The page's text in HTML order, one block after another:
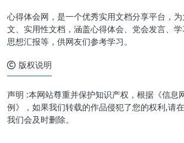
精准服务之三：文
融入
用心用情：老干部
在
心得体会网，是一个优秀实用文档分享平台，
文、实用性文档，涵盖心得体会、党会发言、学
思想汇报等，供网友们参考学习。
版权说明
声明 :本网站尊重并保护知识产权，根据《信息
例》，如果我们转载的作品侵犯了您的权利,请
我们会及时删除。